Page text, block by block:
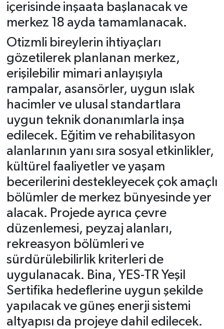
içerisinde inşaata başlanacak ve
merkez 18 ayda tamamlanacak.
Otizmli bireylerin ihtiyaçları
gözetilerek planlanan merkez,
erişilebilir mimari anlayışıyla
rampalar, asansörler, uygun ıslak
hacimler ve ulusal standartlara
uygun teknik donanımlarla inşa
edilecek. Eğitim ve rehabilitasyon
alanlarının yanı sıra sosyal etkinlikler,
kültürel faaliyetler ve yaşam
becerilerini destekleyecek çok amaçlı
bölümler de merkez bünyesinde yer
alacak. Projede ayrıca çevre
düzenlemesi, peyzaj alanları,
rekreasyon bölümleri ve
sürdürülebilirlik kriterleri de
uygulanacak. Bina, YES-TR Yeşil
Sertifika hedeflerine uygun şekilde
yapılacak ve güneş enerji sistemi
altyapısı da projeye dahil edilecek.